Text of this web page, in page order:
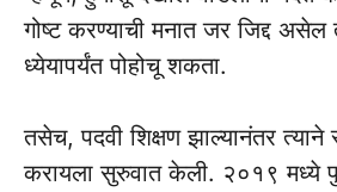
गोष्ट करण्याची मनात जर जिद्द असेल
ध्येयापर्यंत पोहोचू शकता.
तसेच, पदवी शिक्षण झाल्यानंतर त्याने
करायला सुरुवात केली. २०१९ मध्ये